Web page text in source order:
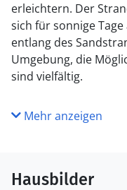
erleichtern. Der
sich für sonnige
entlang des
Umgebung, die
sind vielfältig.
Mehr anzeigen
Hausbilder